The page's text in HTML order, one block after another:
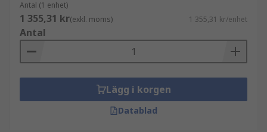
Antal (1 enhet)
1 355,31 kr(exkl. moms) 1 355,31 kr/enhet
Antal
Lägg i korgen
Datablad